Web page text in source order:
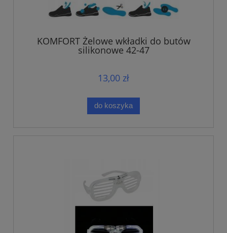
KOMFORT Żelowe wkładki do butów
silikonowe 42-47
13,00 zł
do koszyka